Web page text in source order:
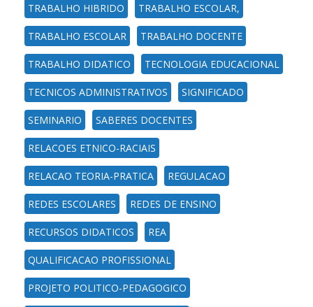
TRABALHO HIBRIDO TRABALHO ESCOLAR,
TRABALHO ESCOLAR TRABALHO DOCENTE
TRABALHO DIDATICO TECNOLOGIA EDUCACIONAL
TECNICOS ADMINISTRATIVOS SIGNIFICADO
SEMINARIO SABERES DOCENTES
RELACOES ETNICO-RACIAIS
RELACAO TEORIA-PRATICA REGULACAO
REDES ESCOLARES REDES DE ENSINO
RECURSOS DIDATICOS REA
QUALIFICACAO PROFISSIONAL
PROJETO POLITICO-PEDAGOGICO